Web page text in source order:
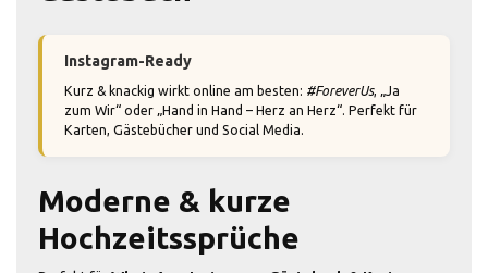
Instagram-Ready
Kurz & knackig wirkt online am besten: #ForeverUs, „Ja
zum Wir“ oder „Hand in Hand – Herz an Herz“. Perfekt für
Karten, Gästebücher und Social Media.
Moderne & kurze
Hochzeitssprüche